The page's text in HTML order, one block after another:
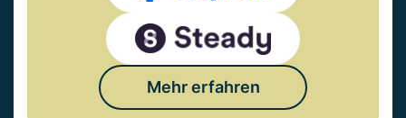
Mehr erfahren